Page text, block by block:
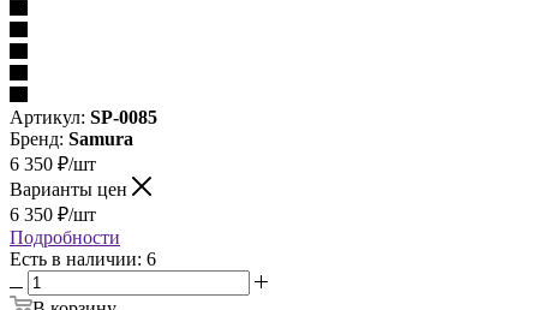
Артикул: SP-0085
Бренд: Samura
6 350 ₽/шт
Варианты цен
6 350 ₽/шт
Подробности
Есть в наличии: 6